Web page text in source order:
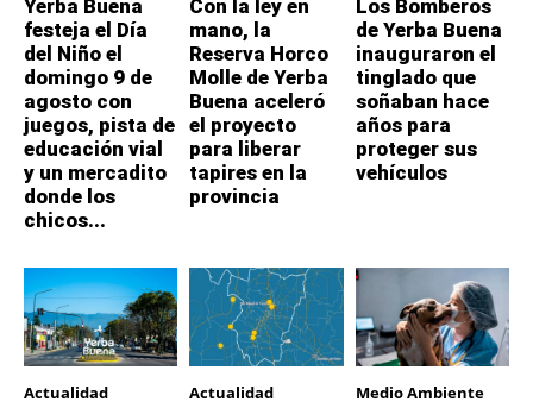
Yerba Buena
festeja el Día
del Niño el
domingo 9 de
agosto con
juegos, pista de
educación vial
y un mercadito
donde los
chicos...
Con la ley en
mano, la
Reserva Horco
Molle de Yerba
Buena aceleró
el proyecto
para liberar
tapires en la
provincia
Los Bomberos
de Yerba Buena
inauguraron el
tinglado que
soñaban hace
años para
proteger sus
vehículos
Actualidad Actualidad Medio Ambiente